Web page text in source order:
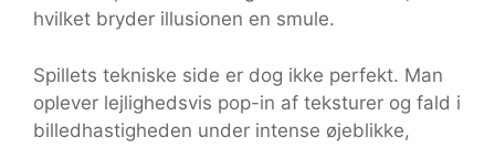
hvilket bryder illusionen en smule.
Spillets tekniske side er dog ikke perfekt. Man
oplever lejlighedsvis pop-in af teksturer og fald i
billedhastigheden under intense øjeblikke,